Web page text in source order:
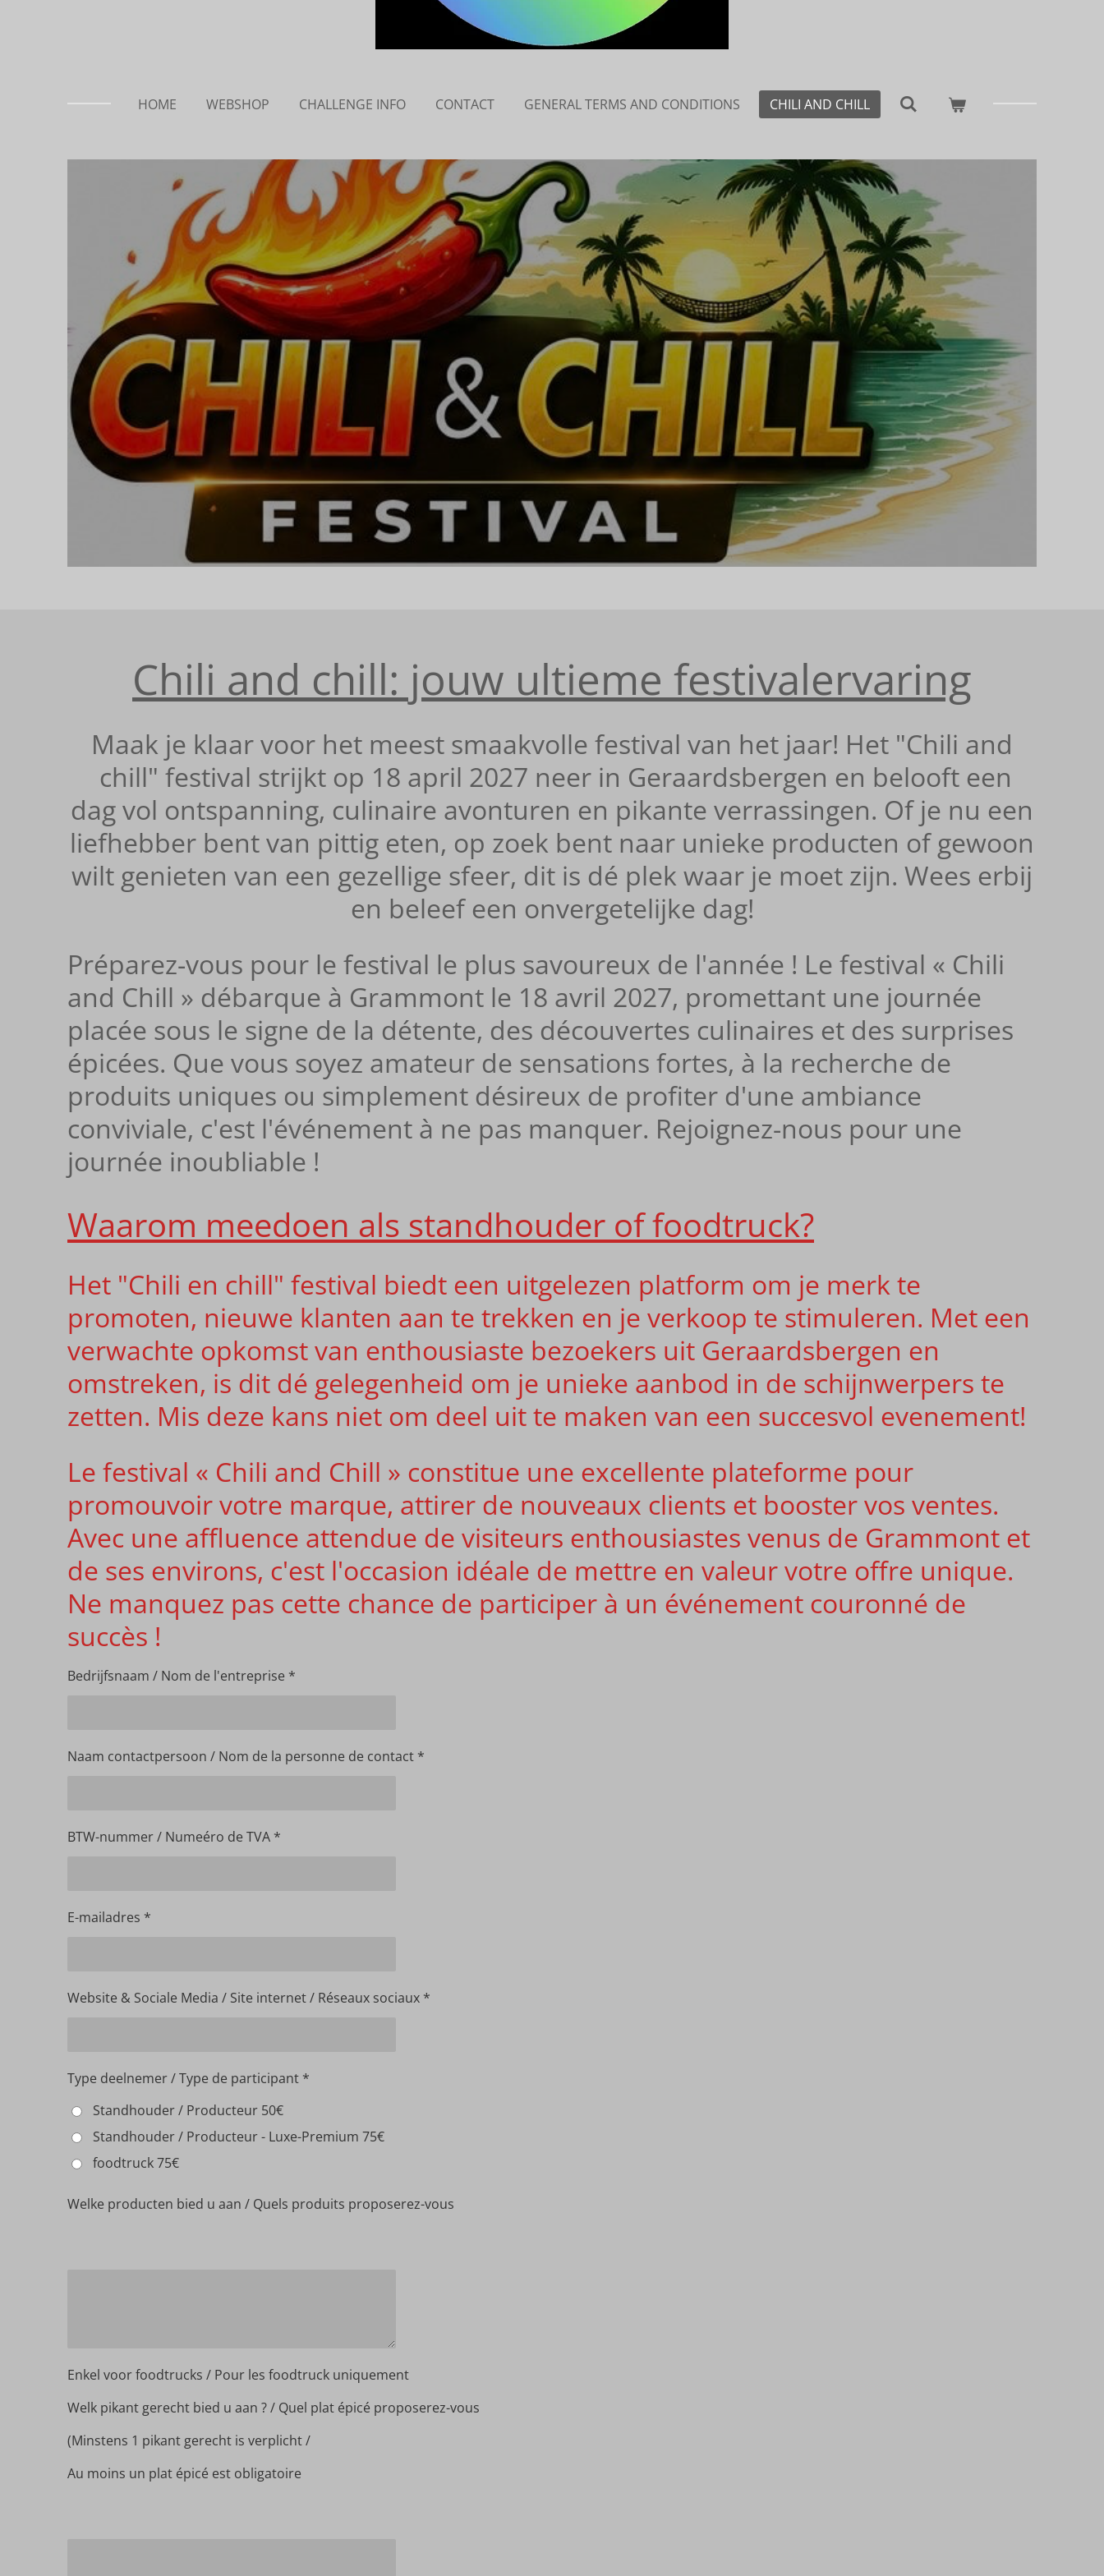
HOME WEBSHOP CHALLENGE INFO CONTACT GENERAL TERMS AND CONDITIONS CHILI AND CHILL
Chili and chill: jouw ultieme festivalervaring
Maak je klaar voor het meest smaakvolle festival van het jaar! Het "Chili and
chill" festival strijkt op 18 april 2027 neer in Geraardsbergen en belooft een
dag vol ontspanning, culinaire avonturen en pikante verrassingen. Of je nu een
liefhebber bent van pittig eten, op zoek bent naar unieke producten of gewoon
wilt genieten van een gezellige sfeer, dit is dé plek waar je moet zijn. Wees erbij
en beleef een onvergetelijke dag!
Préparez-vous pour le festival le plus savoureux de l'année ! Le festival « Chili
and Chill » débarque à Grammont le 18 avril 2027, promettant une journée
placée sous le signe de la détente, des découvertes culinaires et des surprises
épicées. Que vous soyez amateur de sensations fortes, à la recherche de
produits uniques ou simplement désireux de profiter d'une ambiance
conviviale, c'est l'événement à ne pas manquer. Rejoignez-nous pour une
journée inoubliable !
Waarom meedoen als standhouder of foodtruck?
Het "Chili en chill" festival biedt een uitgelezen platform om je merk te
promoten, nieuwe klanten aan te trekken en je verkoop te stimuleren. Met een
verwachte opkomst van enthousiaste bezoekers uit Geraardsbergen en
omstreken, is dit dé gelegenheid om je unieke aanbod in de schijnwerpers te
zetten. Mis deze kans niet om deel uit te maken van een succesvol evenement!
Le festival « Chili and Chill » constitue une excellente plateforme pour
promouvoir votre marque, attirer de nouveaux clients et booster vos ventes.
Avec une affluence attendue de visiteurs enthousiastes venus de Grammont et
de ses environs, c'est l'occasion idéale de mettre en valeur votre offre unique.
Ne manquez pas cette chance de participer à un événement couronné de
succès !
Bedrijfsnaam / Nom de l'entreprise *
Naam contactpersoon / Nom de la personne de contact *
BTW-nummer / Numeéro de TVA *
E-mailadres *
Website & Sociale Media / Site internet / Réseaux sociaux *
Type deelnemer / Type de participant *
Standhouder / Producteur 50€
Standhouder / Producteur - Luxe-Premium 75€
foodtruck 75€
Welke producten bied u aan / Quels produits proposerez-vous
Enkel voor foodtrucks / Pour les foodtruck uniquement
Welk pikant gerecht bied u aan ? / Quel plat épicé proposerez-vous
(Minstens 1 pikant gerecht is verplicht /
Au moins un plat épicé est obligatoire